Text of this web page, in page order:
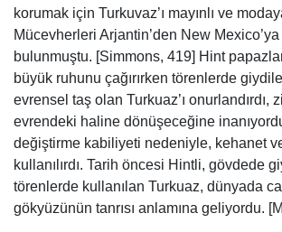
korumak için Turkuvaz’ı mayınlı ve
Mücevherleri Arjantin’den New
bulunmuştu. [Simmons, 419] Hint
büyük ruhunu çağırırken törenlerde
evrensel taş olan Turkuaz’ı onurlandırdı,
evrendeki haline dönüşeceğine
değiştirme kabiliyeti nedeniyle, kehanet
kullanılırdı. Tarih öncesi Hintli, gövdede
törenlerde kullanılan Turkuaz, dünyada
gökyüzünün tanrısı anlamına geliyordu.